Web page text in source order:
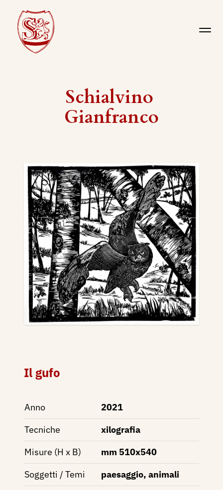
Schialvino ​
Gianfranco
Il gufo
Anno
2021
Tecniche
xilografia
Misure (H x B)
mm 510x540
Soggetti / Temi
paesaggio, animali